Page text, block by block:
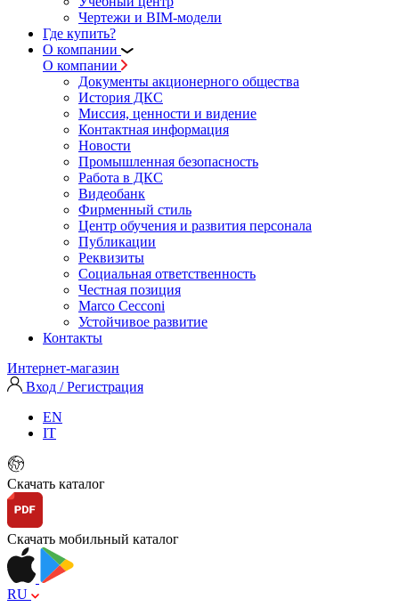
Чертежи и BIM-модели
Где купить?
О компании
О компании
Документы акционерного общества
История ДКС
Миссия, ценности и видение
Контактная информация
Новости
Промышленная безопасность
Работа в ДКС
Видеобанк
Фирменный стиль
Центр обучения и развития персонала
Публикации
Реквизиты
Социальная ответственность
Честная позиция
Marco Cecconi
Устойчивое развитие
Контакты
Интернет-магазин
Вход / Регистрация
EN
IT
Скачать каталог
Скачать мобильный каталог
RU